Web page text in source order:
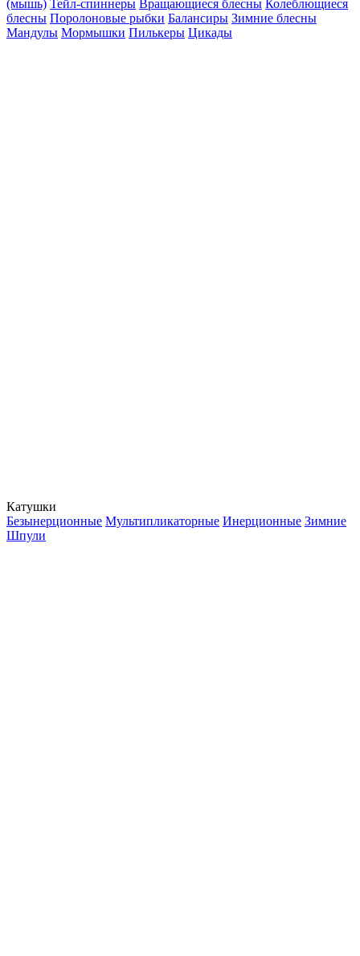
(мышь) Тейл-спиннеры Вращающиеся блесны Колеблющиеся
блесны Поролоновые рыбки Балансиры Зимние блесны
Мандулы Мормышки Пилькеры Цикады
Катушки
Безынерционные Мультипликаторные Инерционные Зимние
Шпули